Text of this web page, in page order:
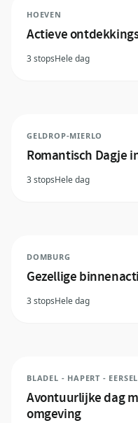
HOEVEN
Actieve
3 stopsHele dag
GELDROP-MIERLO
Romantisch Dagje
3 stopsHele dag
DOMBURG
Gezellige
3 stopsHele dag
BLADEL - HAPERT - EERSEL
Avontuurlijke dag
omgeving